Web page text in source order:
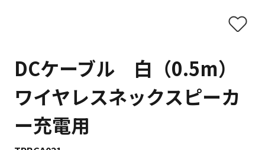
DCケーブル 白（0.5m）
ワイヤレスネックスピーカ
ー充電用